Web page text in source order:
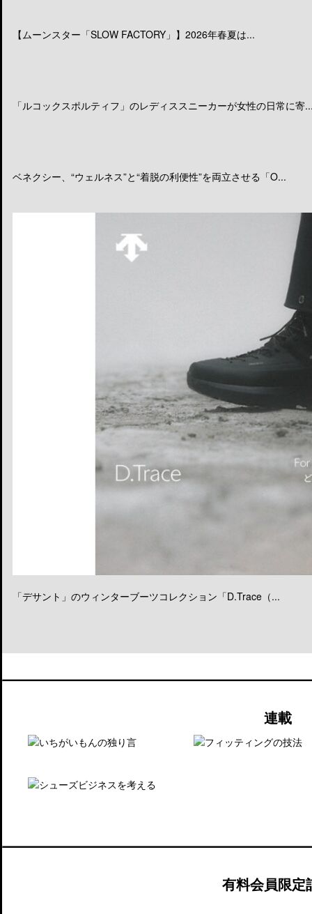
【ムーンスター「SLOW FACTORY」】2026年春夏は...
「ルコックスポルティフ」のレディススニーカーが女性の日常に寄
ベネクシー、“ウェルネス”と“着脱の利便性”を両立させる「O...
「デサント」のウィンターブーツコレクション「D.Trace（...
連載
有料会員限定